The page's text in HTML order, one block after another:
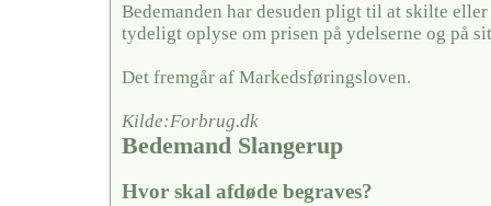
Bedemanden har desuden pligt til at skilte eller
tydeligt oplyse om prisen på ydelserne og på
Det fremgår af Markedsføringsloven.
Kilde:Forbrug.dk
Bedemand Slangerup
Hvor skal afdøde begraves?